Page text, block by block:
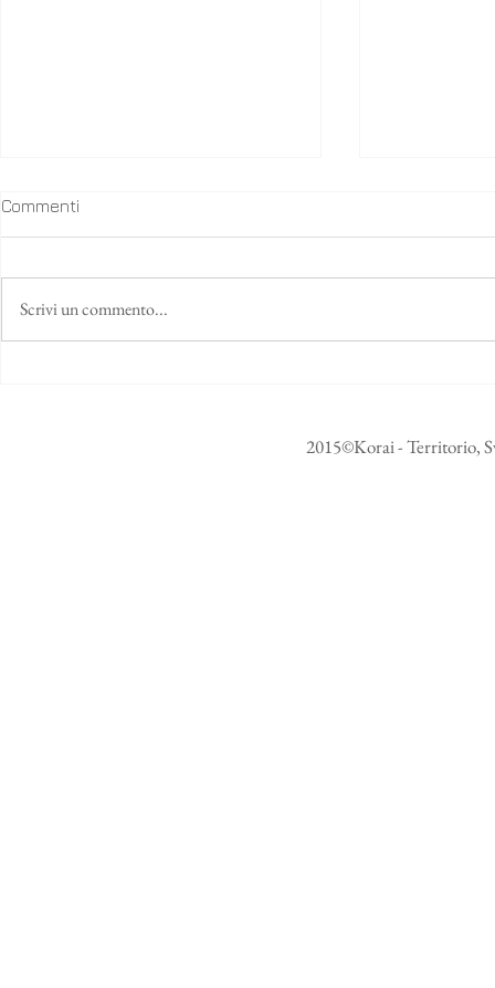
Poetry!
Commenti
Scrivi un commento...
2015©Korai - Territorio,